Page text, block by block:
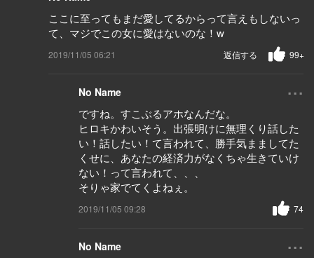
ここに至ってもまだ愛してるからって言えもしないっ
て、マジでこの女に愛はないのな！w
2019/11/05 06:21 99+
返信する
No Name ...
ですね。すこぶるアホなんだな。
ヒロキかわいそう。出張明けに無理くり話した
い！話したい！て言われて、勝手気まましてた
くせに、あなたの経済力がなくちゃ生きていけ
ない！って言われて、、、
そりゃ家でてくよねぇ。
2019/11/05 09:28 74
No Name ...